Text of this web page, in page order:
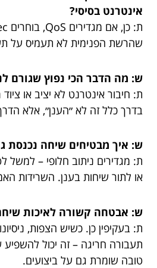
אינטרנט בסיסי?
שהרשת הפנימית לא תעמיס על
ש: מה הדבר הכי נפוץ שגורם
ת: חיבור אינטרנט לא יציב או
בדרך כלל זה לא ״הענן״, אלא
ש: איך מבטיחים שיחה נכנסת
ת: מגדירים ניתוב חלופי – למשל
או לתור שיחות בענן. השרידות
ש: אבטחה קשורה לאיכות
ת: בעקיפין כן. כשיש הצפות,
תעבורה חריגה – זה יכול
טובה שומרת גם על ביצועים.